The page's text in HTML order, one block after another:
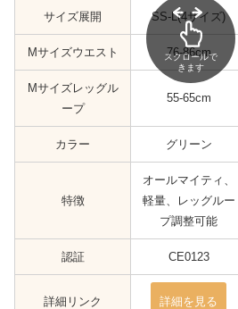
サイズ展開 SS-L(4サイズ)
Mサイズウエスト 76-86cm
Mサイズレッグル
ープ
55-65cm
カラー グリーン
特徴
オールマイティ、
軽量、レッグルー
プ調整可能
認証 CE0123
詳細リンク 詳細を見る
スクロールで
きます